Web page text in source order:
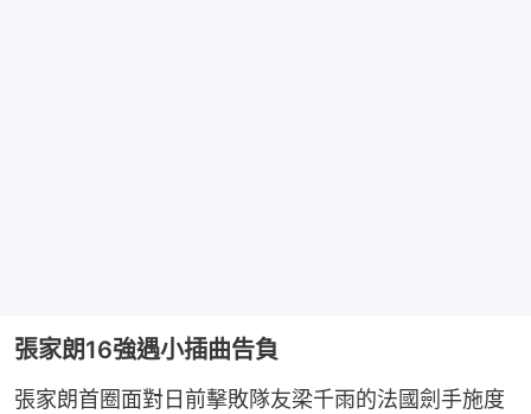
張家朗16強遇小插曲告負
張家朗首圈面對日前擊敗隊友梁千雨的法國劍手施度